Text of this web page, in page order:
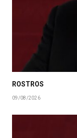
ROSTROS
09/08/2026